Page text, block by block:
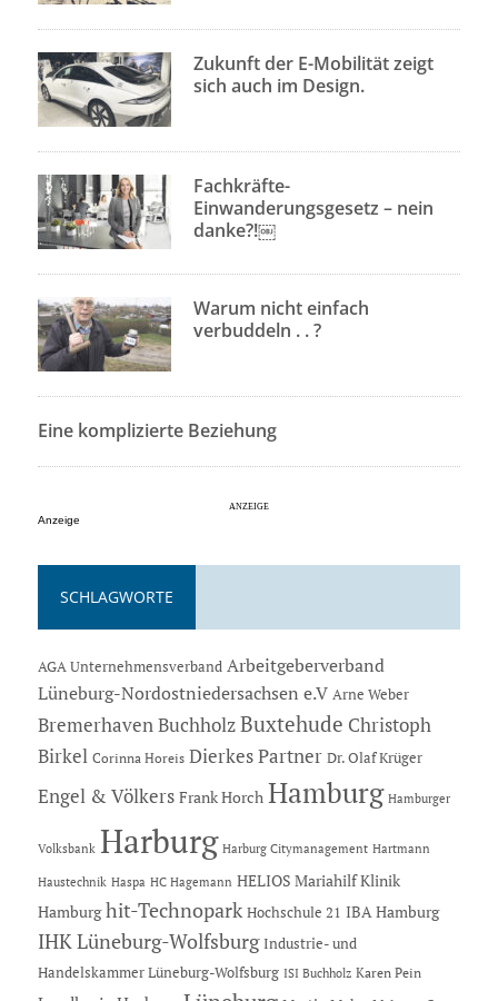
Zukunft der E-Mobilität zeigt
sich auch im Design.
Fachkräfte-
Einwanderungsgesetz – nein
danke?!￼
Warum nicht einfach
verbuddeln . . ?
Eine komplizierte Beziehung
Anzeige
SCHLAGWORTE
AGA Unternehmensverband Arbeitgeberverband
Lüneburg-Nordostniedersachsen e.V Arne Weber
Bremerhaven Buchholz Buxtehude Christoph
Birkel Corinna Horeis Dierkes Partner Dr. Olaf Krüger
Engel & Völkers Frank Horch Hamburg Hamburger
Volksbank Harburg Harburg Citymanagement Hartmann
Haustechnik Haspa HC Hagemann HELIOS Mariahilf Klinik
Hamburg hit-Technopark Hochschule 21 IBA Hamburg
IHK Lüneburg-Wolfsburg Industrie- und
Handelskammer Lüneburg-Wolfsburg ISI Buchholz Karen Pein